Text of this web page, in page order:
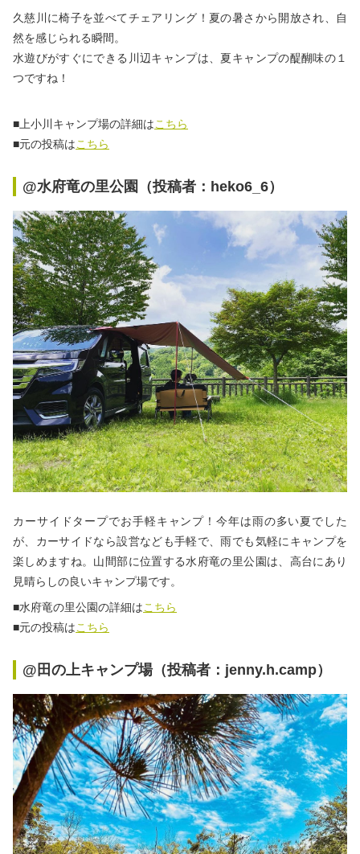
久慈川に椅子を並べてチェアリング！夏の暑さから開放され、自
然を感じられる瞬間。
水遊びがすぐにできる川辺キャンプは、夏キャンプの醍醐味の１
つですね！
■上小川キャンプ場の詳細はこちら
■元の投稿はこちら
@水府竜の里公園（投稿者：heko6_6）
カーサイドタープでお手軽キャンプ！今年は雨の多い夏でした
が、カーサイドなら設営なども手軽で、雨でも気軽にキャンプを
楽しめますね。山間部に位置する水府竜の里公園は、高台にあり
見晴らしの良いキャンプ場です。
■水府竜の里公園の詳細はこちら
■元の投稿はこちら
@田の上キャンプ場（投稿者：jenny.h.camp）